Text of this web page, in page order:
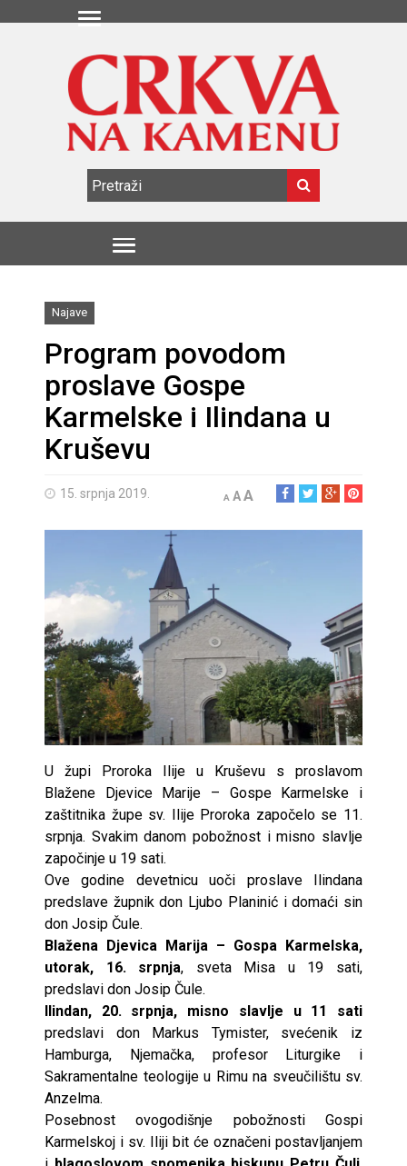
Najave
Program povodom
proslave Gospe
Karmelske i Ilindana u
Kruševu
15. srpnja 2019. A AA
U župi Proroka Ilije u Kruševu s proslavom
Blažene Djevice Marije – Gospe Karmelske i
zaštitnika župe sv. Ilije Proroka započelo se 11.
srpnja. Svakim danom pobožnost i misno slavlje
započinje u 19 sati.
Ove godine devetnicu uoči proslave Ilindana
predslave župnik don Ljubo Planinić i domaći sin
don Josip Čule.
Blažena Djevica Marija – Gospa Karmelska,
utorak, 16. srpnja, sveta Misa u 19 sati,
predslavi don Josip Čule.
Ilindan, 20. srpnja, misno slavlje u 11 sati
predslavi don Markus Tymister, svećenik iz
Hamburga, Njemačka, profesor Liturgike i
Sakramentalne teologije u Rimu na sveučilištu sv.
Anzelma.
Posebnost ovogodišnje pobožnosti Gospi
Karmelskoj i sv. Iliji bit će označeni postavljanjem